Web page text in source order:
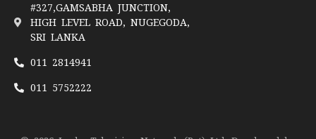
#327,GAMSABHA JUNCTION,
HIGH LEVEL ROAD, NUGEGODA,
SRI LANKA
011 2814941
011 5752222